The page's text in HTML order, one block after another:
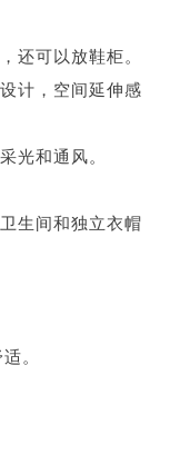
还可以放鞋柜。
计，空间延伸感
光和通风。
生间和独立衣帽
。